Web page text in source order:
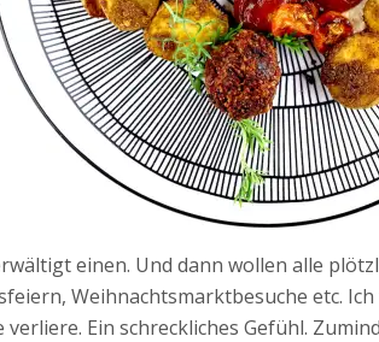
einen. Und dann wollen alle
Weihnachtsmarktbesuche etc.
Ein schreckliches Gefühl.